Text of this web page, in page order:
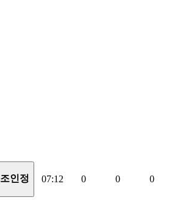
조인정 07:12 0 0 0